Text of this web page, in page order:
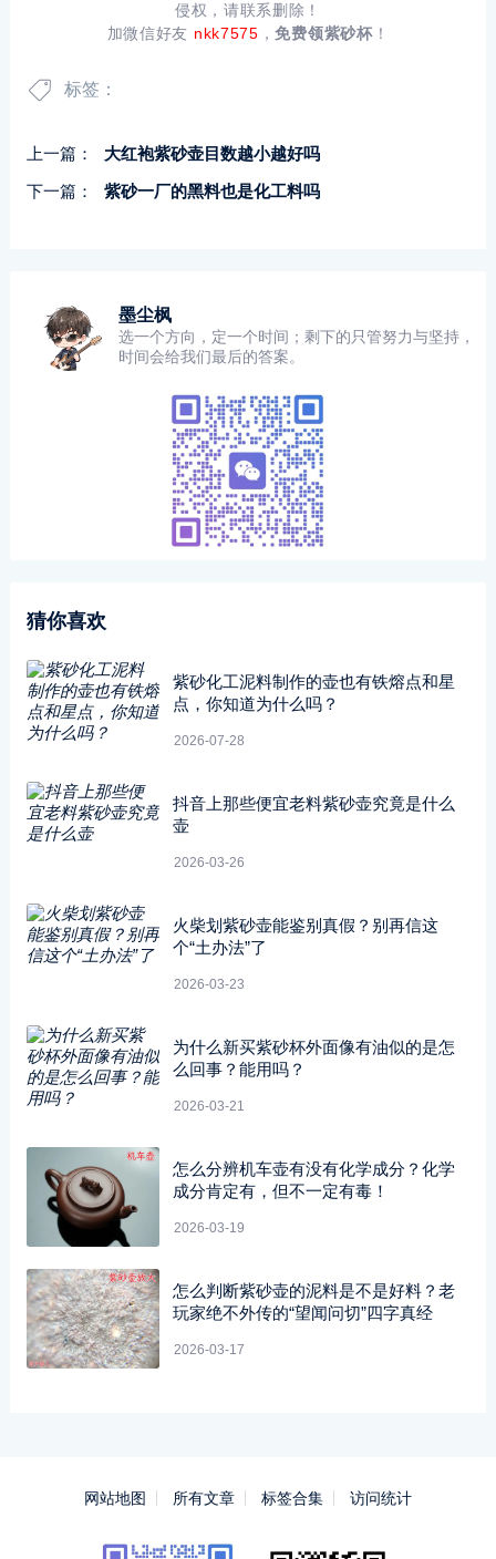
侵权，请联系删除！
加微信好友 nkk7575 ，免费领紫砂杯！
标签：
上一篇：
大红袍紫砂壶目数越小越好吗
下一篇：
紫砂一厂的黑料也是化工料吗
墨尘枫
选一个方向，定一个时间；剩下的只管努力与坚持，
时间会给我们最后的答案。
猜你喜欢
紫砂化工泥料制作的壶也有铁熔点和星
点，你知道为什么吗？
2026-07-28
抖音上那些便宜老料紫砂壶究竟是什么
壶
2026-03-26
火柴划紫砂壶能鉴别真假？别再信这
个“土办法”了
2026-03-23
为什么新买紫砂杯外面像有油似的是怎
么回事？能用吗？
2026-03-21
怎么分辨机车壶有没有化学成分？化学
成分肯定有，但不一定有毒！
2026-03-19
怎么判断紫砂壶的泥料是不是好料？老
玩家绝不外传的“望闻问切”四字真经
2026-03-17
网站地图 所有文章 标签合集 访问统计